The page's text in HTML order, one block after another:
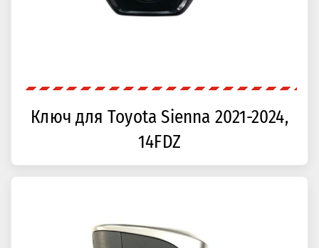
Ключ для Toyota Sienna 2021-2024,
14FDZ